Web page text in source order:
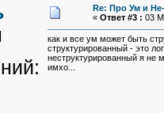
Re: Про Ум и
« Ответ #3 : 03
как и все ум может быть
структурированный - это
неструктурированный я не
имхо...